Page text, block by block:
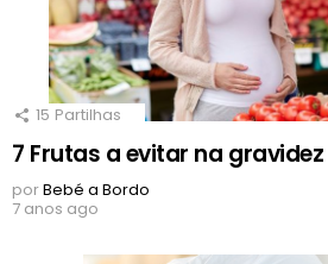
15 Partilhas
7 Frutas a evitar na gravidez
porBebé a Bordo
7 anos ago